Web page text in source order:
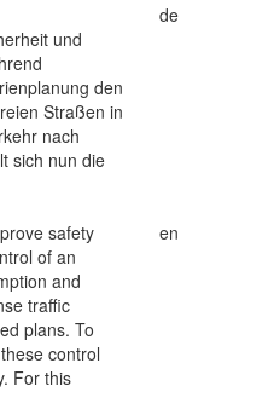
und
den
Straßen in
nach
sich nun die
de
safety
of an
and
traffic
plans. To
control
For this
en